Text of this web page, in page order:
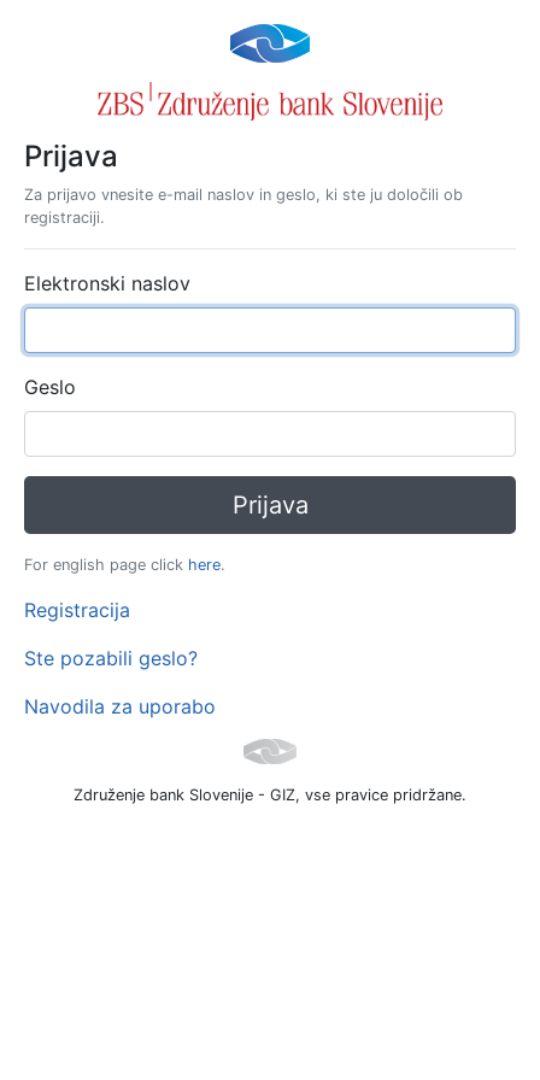
Prijava
Za prijavo vnesite e-mail naslov in geslo, ki ste ju določili ob
registraciji.
Elektronski naslov
Geslo
For english page click here.
Registracija
Ste pozabili geslo?
Navodila za uporabo
Združenje bank Slovenije - GIZ, vse pravice pridržane.